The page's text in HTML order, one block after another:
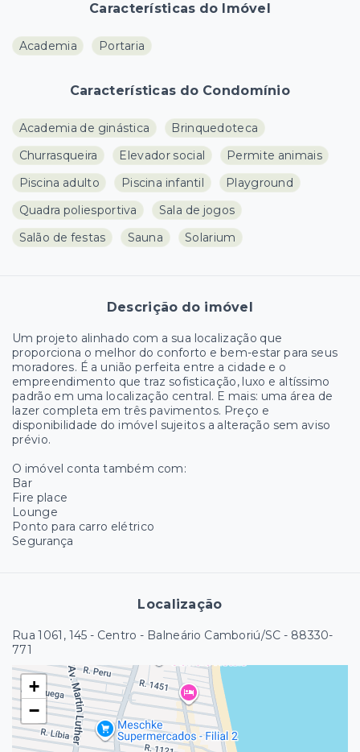
Características do Imóvel
Academia Portaria
Características do Condomínio
Academia de ginástica
Brinquedoteca
Churrasqueira
Elevador social
Permite animais
Piscina adulto
Piscina infantil
Playground
Quadra poliesportiva
Sala de jogos
Salão de festas
Sauna Solarium
Descrição do imóvel
Um projeto alinhado com a sua localização que
proporciona o melhor do conforto e bem-estar para seus
moradores. É a união perfeita entre a cidade e o
empreendimento que traz sofisticação, luxo e altíssimo
padrão em uma localização central. E mais: uma área de
lazer completa em três pavimentos. Preço e
disponibilidade do imóvel sujeitos a alteração sem aviso
prévio.
O imóvel conta também com:
Bar
Fire place
Lounge
Ponto para carro elétrico
Segurança
Localização
Rua 1061, 145 - Centro - Balneário Camboriú/SC - 88330-
771
+
−